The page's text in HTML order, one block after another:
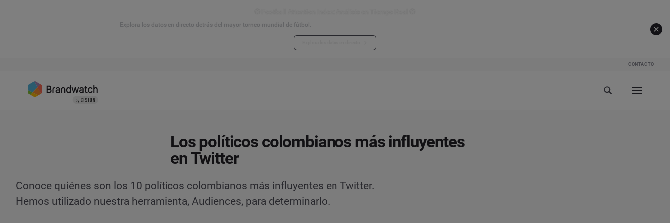
Explora los datos en directo detrás del mayor torneo mundial de fútbol.
CONTACTO
Los políticos colombianos más influyentes
en Twitter
Conoce quiénes son los 10 políticos colombianos más influyentes en Twitter.
Hemos utilizado nuestra herramienta, Audiences, para determinarlo.